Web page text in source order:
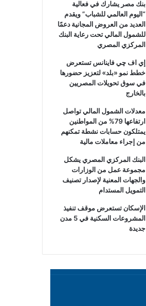
بنك مصر يشارك في فعالية
“اليوم العالمي للشباب” ويقدم
العديد من العروض المجانية دعمًا
للشمول المالي تحت رعاية البنك
المركزي المصري
إي اف چي فاينانس تستعرض
خطط نمو «بلد» لتعزيز حضورها
في سوق تحويلات المصريين
بالخارج
معدلات الشمول المالي تواصل
ارتفاعها 79% من المواطنين
يمتلكون حسابات نشطة تمكنهم
من إجراء معاملات مالية
البنك المركزي المصري يشكل
مجموعة عمل من الوزارات
والجهات المعنية لإصدار تصنيف
التمويل المستدام
الإسكان تستعرض موقف تنفيذ
المشروعات السكنية في 5 مدن
جديدة